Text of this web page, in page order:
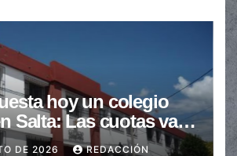
hoy un colegio
Salta: Las cuotas van
a más de $600.000
DE 2026 REDACCIÓN